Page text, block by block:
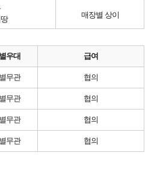
매장별 상이
우대 급여
무관 협의
무관 협의
무관 협의
무관 협의